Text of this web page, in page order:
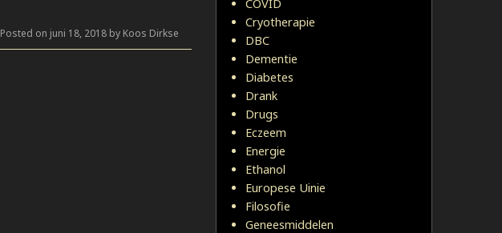
Posted on juni 18, 2018 by Koos Dirkse
COVID
Cryotherapie
DBC
Dementie
Diabetes
Drank
Drugs
Eczeem
Energie
Ethanol
Europese Uinie
Filosofie
Geneesmiddelen